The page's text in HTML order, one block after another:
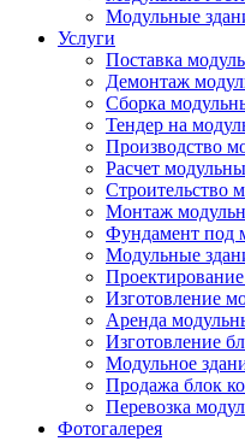
Модульные
Услуги
Поставка
Демонтаж
Сборка
Тендер на
Производство
Расчет
Строительство
Монтаж
Фундамент под
Модульные
Изготовление
Аренда
Изготовление
Модульное
Продажа блок
Перевозка
Фотогалерея